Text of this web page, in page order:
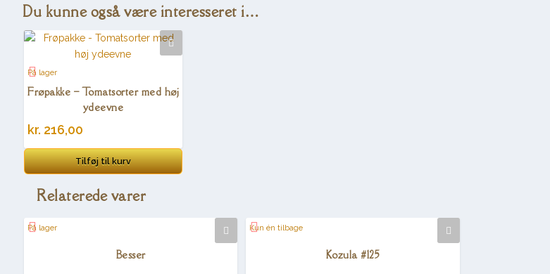
Du kunne også være interesseret i…
På lager
Frøpakke – Tomatsorter med høj
ydeevne
kr. 216,00
Tilføj til kurv
Relaterede varer
På lager
Besser
Kun én tilbage
Kozula #125